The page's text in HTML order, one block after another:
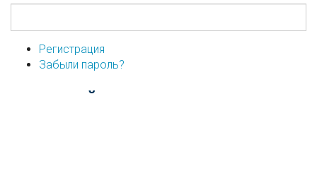
Регистрация
Забыли пароль?
...или войдите используя